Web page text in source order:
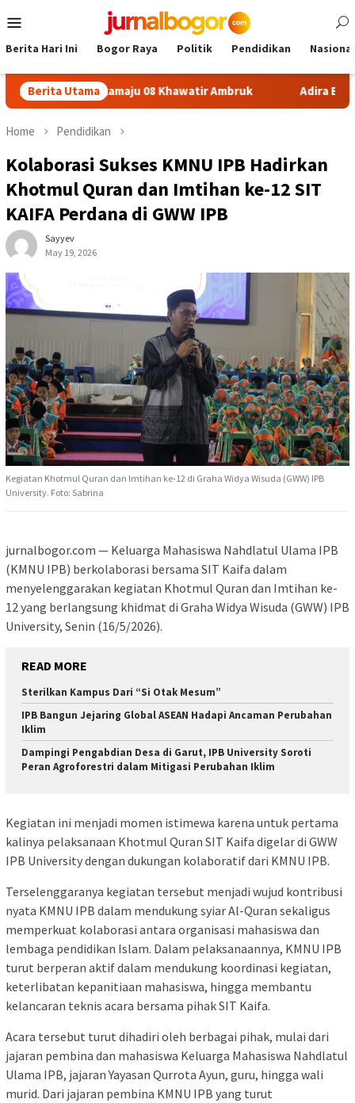
to
Menu
Berita Hari Ini Bogor Raya Politik Pendidikan Nasional
Berita Utama
Sukamaju 08 Khawatir Ambruk Adira Expo
Home Pendidikan
Kolaborasi Sukses KMNU IPB Hadirkan
Khotmul Quran dan Imtihan ke-12 SIT
KAIFA Perdana di GWW IPB
Sayyev
May 19, 2026
Kegiatan Khotmul Quran dan Imtihan ke-12 di Graha Widya Wisuda (GWW) IPB
University. Foto: Sabrina
jurnalbogor.com — Keluarga Mahasiswa Nahdlatul Ulama IPB
(KMNU IPB) berkolaborasi bersama SIT Kaifa dalam
menyelenggarakan kegiatan Khotmul Quran dan Imtihan ke-
12 yang berlangsung khidmat di Graha Widya Wisuda (GWW) IPB
University, Senin (16/5/2026).
READ MORE
Sterilkan Kampus Dari “Si Otak Mesum”
IPB Bangun Jejaring Global ASEAN Hadapi Ancaman Perubahan
Iklim
Dampingi Pengabdian Desa di Garut, IPB University Soroti
Peran Agroforestri dalam Mitigasi Perubahan Iklim
Kegiatan ini menjadi momen istimewa karena untuk pertama
kalinya pelaksanaan Khotmul Quran SIT Kaifa digelar di GWW
IPB University dengan dukungan kolaboratif dari KMNU IPB.
Terselenggaranya kegiatan tersebut menjadi wujud kontribusi
nyata KMNU IPB dalam mendukung syiar Al-Quran sekaligus
memperkuat kolaborasi antara organisasi mahasiswa dan
lembaga pendidikan Islam. Dalam pelaksanaannya, KMNU IPB
turut berperan aktif dalam mendukung koordinasi kegiatan,
keterlibatan kepanitiaan mahasiswa, hingga membantu
kelancaran teknis acara bersama pihak SIT Kaifa.
Acara tersebut turut dihadiri oleh berbagai pihak, mulai dari
jajaran pembina dan mahasiswa Keluarga Mahasiswa Nahdlatul
Ulama IPB, jajaran Yayasan Qurrota Ayun, guru, hingga wali
murid. Dari jajaran pembina KMNU IPB yang turut